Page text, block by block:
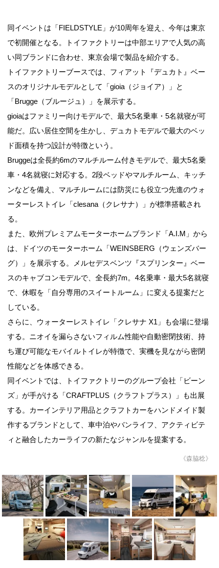
同イベントは「FIELDSTYLE」が10周年を迎え、今年は東京
で初開催となる。トイファクトリーは中部エリアで人気の高
い同ブランドに合わせ、東京会場で製品を紹介する。
トイファクトリーブースでは、フィアット『デュカト』ベー
スのオリジナルモデルとして「gioia（ジョイア）」と
「Brugge（ブルージュ）」を展示する。
gioiaはファミリー向けモデルで、最大5名乗車・5名就寝が可
能だ。広い居住空間を生かし、デュカトモデルで最大のベッ
ド面積を持つ設計が特徴という。
Bruggeは全長約6mのマルチルーム付きモデルで、最大5名乗
車・4名就寝に対応する。2段ベッドやマルチルーム、キッチ
ンなどを備え、マルチルームには防災にも役立つ先進のウォ
ーターレストイレ「clesana（クレサナ）」が標準搭載され
る。
また、欧州プレミアムモーターホームブランド「A.I.M」から
は、ドイツのモーターホーム「WEINSBERG（ウェンズバー
グ）」を展示する。メルセデスベンツ『スプリンター』ベー
スのキャブコンモデルで、全長約7m。4名乗車・最大5名就寝
で、休暇を「自分専用のスイートルーム」に変える提案だと
している。
さらに、ウォーターレストイレ「クレサナ X1」も会場に登場
する。ニオイを漏らさないフィルム性能や自動密閉技術、持
ち運び可能なモバイルトイレが特徴で、実機を見ながら密閉
性能などを体感できる。
同イベントでは、トイファクトリーのグループ会社「ビーン
ズ」が手がける「CRAFTPLUS（クラフトプラス）」も出展
する。カーインテリア用品とクラフトカーをハンドメイド製
作するブランドとして、車中泊やバンライフ、アクティビテ
ィと融合したカーライフの新たなジャンルを提案する。
《森脇稔》